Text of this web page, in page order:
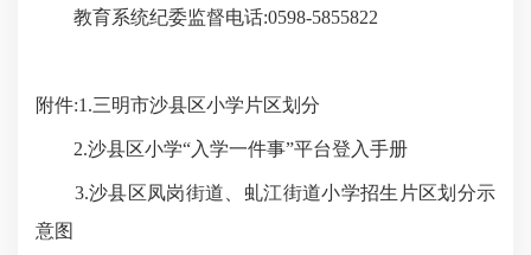
教育系统纪委监督电话:0598-5855822
附件:1.三明市沙县区小学片区划分
2.沙县区小学“入学一件事”平台登入手册
3.沙县区凤岗街道、虬江街道小学招生片区划分示
意图